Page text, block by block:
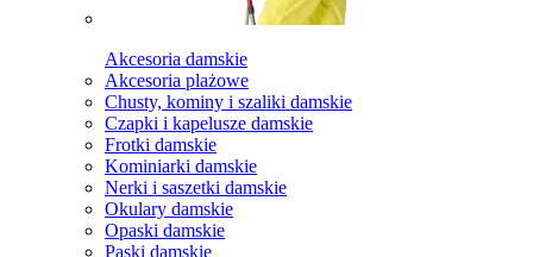
Akcesoria damskie
Akcesoria plażowe
Chusty, kominy i szaliki damskie
Czapki i kapelusze damskie
Frotki damskie
Kominiarki damskie
Nerki i saszetki damskie
Okulary damskie
Opaski damskie
Paski damskie